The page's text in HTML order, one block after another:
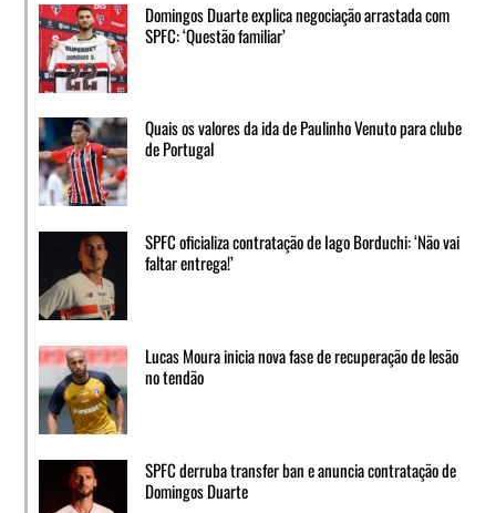
Domingos Duarte explica negociação arrastada com
SPFC: ‘Questão familiar’
Quais os valores da ida de Paulinho Venuto para clube
de Portugal
SPFC oficializa contratação de Iago Borduchi: ‘Não vai
faltar entrega!’
Lucas Moura inicia nova fase de recuperação de lesão
no tendão
SPFC derruba transfer ban e anuncia contratação de
Domingos Duarte